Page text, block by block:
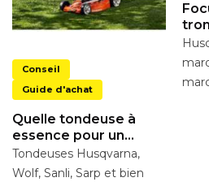
Conseil
Guide d'achat
Quelle tondeuse à
essence pour un
terrain de 1 000m2 à 2
000m2 ?
Tondeuses Husqvarna,
Wolf, Sanli, Sarp et bien
317